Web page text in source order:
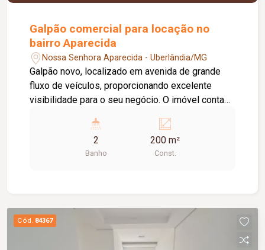
Galpão comercial para locação no
bairro Aparecida
Nossa Senhora Aparecida - Uberlândia/MG
Galpão novo, localizado em avenida de grande
fluxo de veículos, proporcionando excelente
visibilidade para o seu negócio. O imóvel conta
aproximadamente 160 m² de vão livre, pé-direito
de 05 metros, banheiro adaptado para pessoas
com deficiência, copa e escritório. Possui
segmentos comerciais.
2
Banho
200 m²
Const.
Cód. 84367